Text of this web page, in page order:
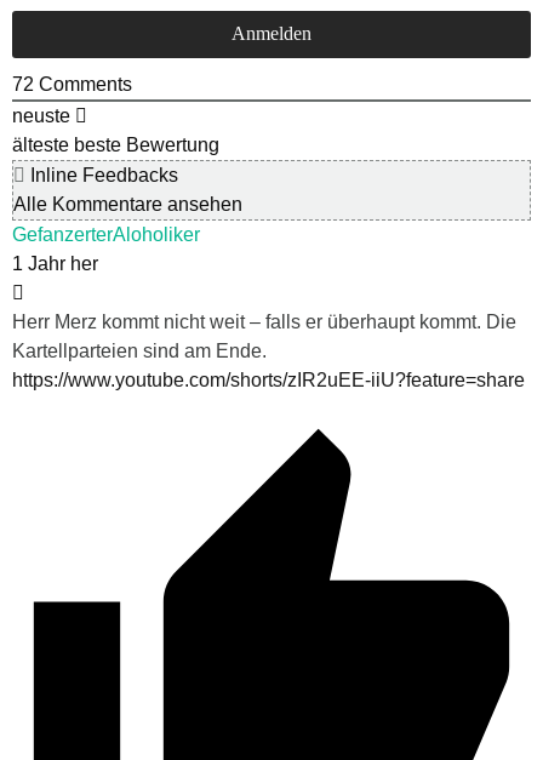
72 Comments
neuste
älteste beste Bewertung
Inline Feedbacks
Alle Kommentare ansehen
GefanzerterAloholiker
1 Jahr her
Herr Merz kommt nicht weit – falls er überhaupt kommt. Die
Kartellparteien sind am Ende.
https://www.youtube.com/shorts/zIR2uEE-iiU?feature=share